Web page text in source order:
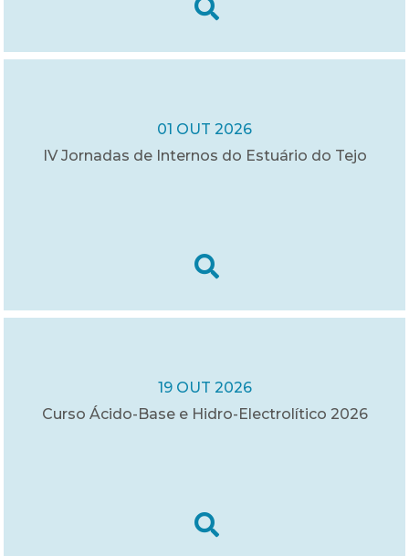
01 OUT 2026
IV Jornadas de Internos do Estuário do Tejo
19 OUT 2026
Curso Ácido-Base e Hidro-Electrolítico 2026